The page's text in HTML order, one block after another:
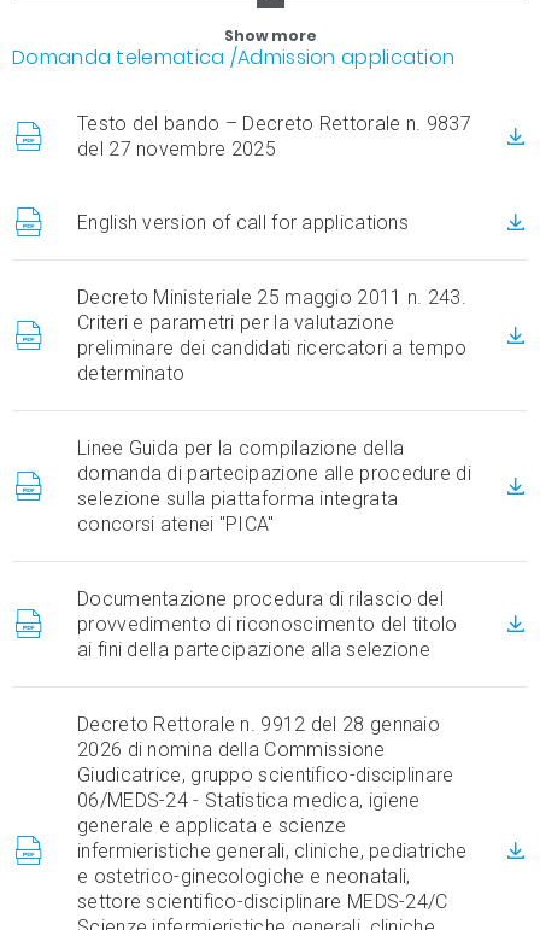
Show more
Domanda telematica /Admission application
Testo del bando – Decreto Rettorale n. 9837
del 27 novembre 2025
English version of call for applications
Decreto Ministeriale 25 maggio 2011 n. 243.
Criteri e parametri per la valutazione
preliminare dei candidati ricercatori a tempo
determinato
Linee Guida per la compilazione della
domanda di partecipazione alle procedure di
selezione sulla piattaforma integrata
concorsi atenei "PICA"
Documentazione procedura di rilascio del
provvedimento di riconoscimento del titolo
ai fini della partecipazione alla selezione
Decreto Rettorale n. 9912 del 28 gennaio
2026 di nomina della Commissione
Giudicatrice, gruppo scientifico-disciplinare
06/MEDS-24 - Statistica medica, igiene
generale e applicata e scienze
infermieristiche generali, cliniche, pediatriche
e ostetrico-ginecologiche e neonatali,
settore scientifico-disciplinare MEDS-24/C